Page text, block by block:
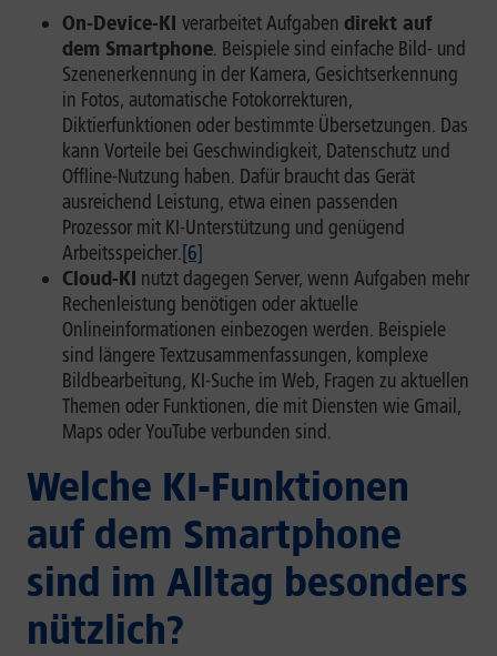
On-Device-KI verarbeitet Aufgaben direkt auf
dem Smartphone. Beispiele sind einfache Bild- und
Szenenerkennung in der Kamera, Gesichtserkennung
in Fotos, automatische Fotokorrekturen,
Diktierfunktionen oder bestimmte Übersetzungen. Das
kann Vorteile bei Geschwindigkeit, Datenschutz und
Offline-Nutzung haben. Dafür braucht das Gerät
ausreichend Leistung, etwa einen passenden
Prozessor mit KI-Unterstützung und genügend
Arbeitsspeicher.[6]
Cloud-KI nutzt dagegen Server, wenn Aufgaben mehr
Rechenleistung benötigen oder aktuelle
Onlineinformationen einbezogen werden. Beispiele
sind längere Textzusammenfassungen, komplexe
Bildbearbeitung, KI-Suche im Web, Fragen zu aktuellen
Themen oder Funktionen, die mit Diensten wie Gmail,
Maps oder YouTube verbunden sind.
Welche KI-Funktionen
auf dem Smartphone
sind im Alltag besonders
nützlich?